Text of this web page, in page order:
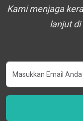
Kami menjaga
lanjut di